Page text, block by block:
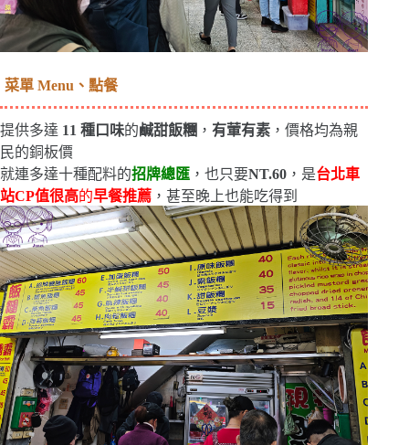
菜單 Menu、點餐
提供多達 11 種口味的鹹甜飯糰 ， 有葷有素 ，價格均為親
民的銅板價
就連多達十種配料的招牌總匯 ，也只要NT.60 ，是台北車
站CP值很高的早餐推薦 ，甚至晚上也能吃得到